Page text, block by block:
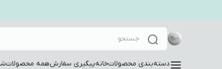
دسته‌بندی محصولاتخانهپیگیری سفارشهمه محصولات